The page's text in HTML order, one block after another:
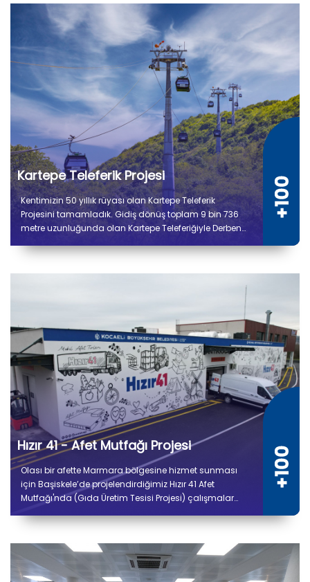
Kartepe Teleferik Projesi
Kentimizin 50 yıllık rüyası olan Kartepe Teleferik
Projesini tamamladık. Gidiş dönüş toplam 9 bin 736
metre uzunluğunda olan Kartepe Teleferiğiyle Derbent
Hızır 41 - Afet Mutfağı Projesi
Olası bir afette Marmara bölgesine hizmet sunması
için Başiskele’de projelendirdiğimiz Hızır 41 Afet
Mutfağı'nda (Gıda Üretim Tesisi Projesi) çalışmalar
tesiste kuru ve soğuk depo alanları, gıda hazırlık,